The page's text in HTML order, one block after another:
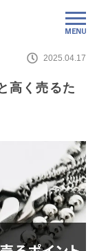
2025.04.17
高く売るた